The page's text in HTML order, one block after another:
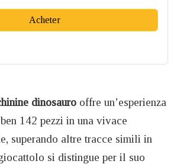
Acheter
dinosauro offre un’esperienza
142 pezzi in una vivace
superando altre tracce simili in
si distingue per il suo